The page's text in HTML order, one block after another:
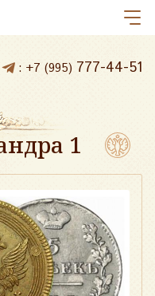
: +7 (995) 777-44-51
1